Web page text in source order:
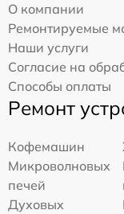
О компании
Ремонтируемые
Наши услуги
Согласие на
Способы оплаты
Ремонт
Кофемашин
Микроволновых
печей
Духовых